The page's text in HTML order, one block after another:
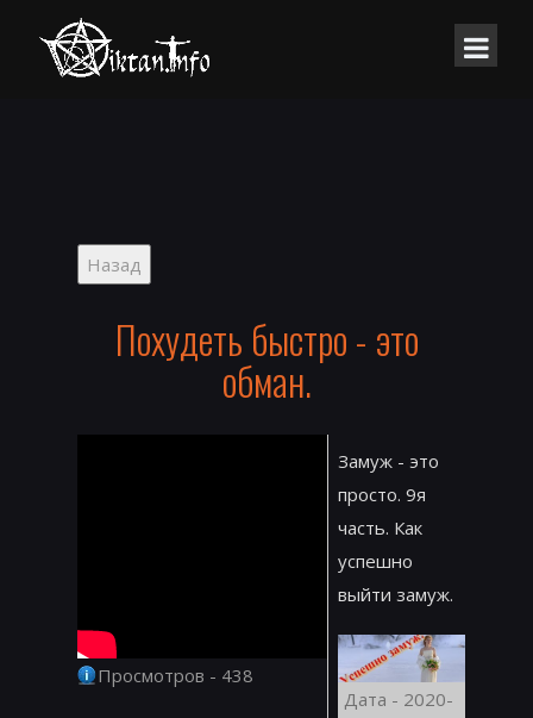
Похудеть быстро - это
обман.
Просмотров - 438
Замуж - это
просто. 9я
часть. Как
успешно
выйти замуж.
Дата - 2020-